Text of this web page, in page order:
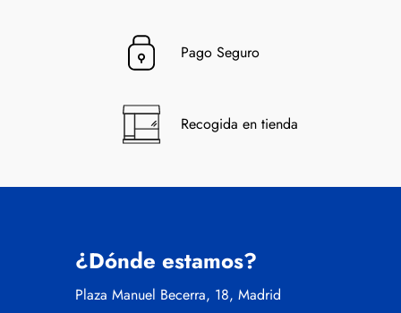
Pago Seguro
Recogida en tienda
¿Dónde estamos?
Plaza Manuel Becerra, 18, Madrid